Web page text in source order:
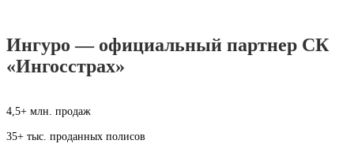
Ингуро — официальный партнер СК
«Ингосстрах»
4,5+ млн. продаж
35+ тыс. проданных полисов